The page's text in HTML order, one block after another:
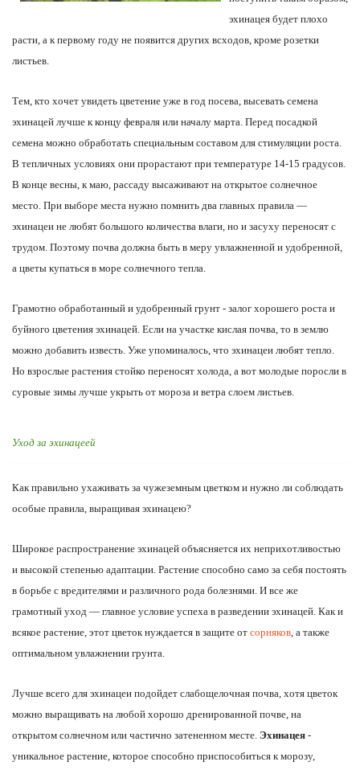
эхинацея будет плохо
расти, а к первому году не появится других всходов, кроме розетки
листьев.
Тем, кто хочет увидеть цветение уже в год посева, высевать семена
эхинацей лучше к концу февраля или началу марта. Перед посадкой
семена можно обработать специальным составом для стимуляции роста.
В тепличных условиях они прорастают при температуре 14-15 градусов.
В конце весны, к маю, рассаду высаживают на открытое солнечное
место. При выборе места нужно помнить два главных правила —
эхинацеи не любят большого количества влаги, но и засуху переносят с
трудом. Поэтому почва должна быть в меру увлажненной и удобренной,
а цветы купаться в море солнечного тепла.
Грамотно обработанный и удобренный грунт - залог хорошего роста и
буйного цветения эхинацей. Если на участке кислая почва, то в землю
можно добавить известь. Уже упоминалось, что эхинацеи любят тепло.
Но взрослые растения стойко переносят холода, а вот молодые поросли в
суровые зимы лучше укрыть от мороза и ветра слоем листьев.
Уход за эхинацеей
Как правильно ухаживать за чужеземным цветком и нужно ли соблюдать
особые правила, выращивая эхинацею?
Широкое распространение эхинацей объясняется их неприхотливостью
и высокой степенью адаптации. Растение способно само за себя постоять
в борьбе с вредителями и различного рода болезнями. И все же
грамотный уход — главное условие успеха в разведении эхинацей. Как и
всякое растение, этот цветок нуждается в защите от сорняков, а также
оптимальном увлажнении грунта.
Лучше всего для эхинацеи подойдет слабощелочная почва, хотя цветок
можно выращивать на любой хорошо дренированной почве, на
открытом солнечном или частично затененном месте. Эхинацея -
уникальное растение, которое способно приспособиться к морозу,